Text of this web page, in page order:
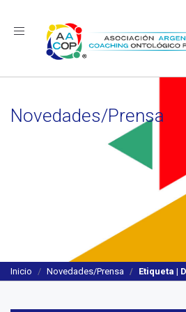
Navegación
Novedades/Prensa
Inicio Novedades/Prensa Etiqueta |